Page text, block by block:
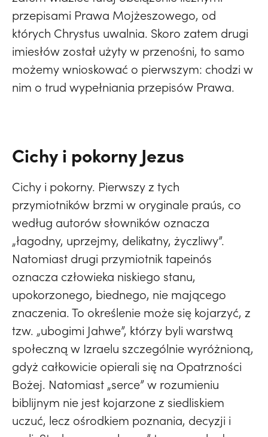
przepisami Prawa Mojżeszowego, od
których Chrystus uwalnia. Skoro zatem drugi
imiesłów został użyty w przenośni, to samo
możemy wnioskować o pierwszym: chodzi w
nim o trud wypełniania przepisów Prawa.
Cichy i pokorny Jezus
Cichy i pokorny. Pierwszy z tych
przymiotników brzmi w oryginale praús, co
według autorów słowników oznacza
„łagodny, uprzejmy, delikatny, życzliwy”.
Natomiast drugi przymiotnik tapeinós
oznacza człowieka niskiego stanu,
upokorzonego, biednego, nie mającego
znaczenia. To określenie może się kojarzyć, z
tzw. „ubogimi Jahwe”, którzy byli warstwą
społeczną w Izraelu szczególnie wyróżnioną,
gdyż całkowicie opierali się na Opatrzności
Bożej. Natomiast „serce” w rozumieniu
biblijnym nie jest kojarzone z siedliskiem
uczuć, lecz ośrodkiem poznania, decyzji i